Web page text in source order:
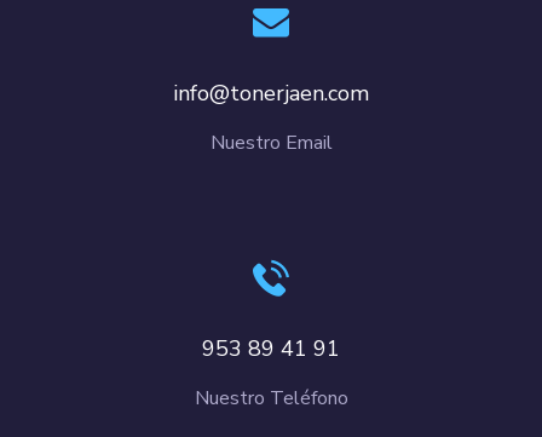
info@tonerjaen.com
Nuestro Email
953 89 41 91
Nuestro Teléfono